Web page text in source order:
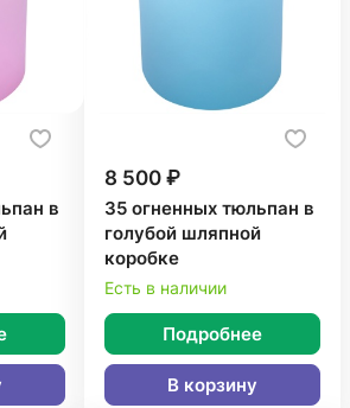
в
8 500 ₽
35 огненных тюльпан в
голубой шляпной
коробке
Есть в наличии
Подробнее
В корзину